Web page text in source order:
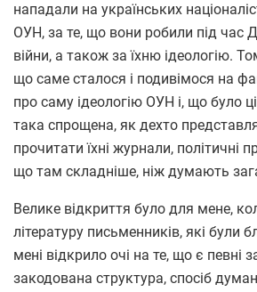
нападали на українських
ОУН, за те, що вони робили під час
війни, а також за їхню ідеологію.
що саме сталося і подивімося на
про саму ідеологію ОУН і, що було
така спрощена, як дехто
прочитати їхні журнали, політичні
що там складніше, ніж думають
Велике відкриття було для мене,
літературу письменників, які були
мені відкрило очі на те, що є певні
закодована структура, спосіб